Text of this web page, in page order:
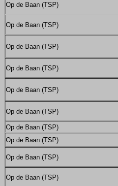
Op de Baan (TSP)
Op de Baan (TSP)
Op de Baan (TSP)
Op de Baan (TSP)
Op de Baan (TSP)
Op de Baan (TSP)
Op de Baan (TSP)
Op de Baan (TSP)
Op de Baan (TSP)
Op de Baan (TSP)